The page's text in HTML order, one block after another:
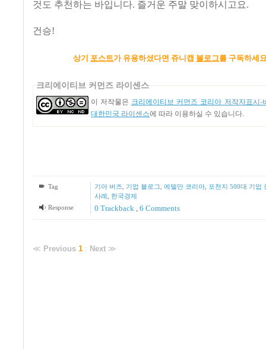
것도 추천하는 바입니다. 즐거운 주말 맞이하시고요.
건승!
상기 포스트가 유용하셨다면 쥬니캡 블로그를 구독하세
크리에이티브 커먼즈 라이센스
이 저작물은 크리에이티브 커먼즈 코리아 저작자표시-
대한민국 라이센스에 따라 이용하실 수 있습니다.
Tag 기아 버즈 기업 블로그 에델만 코리아, 포천지 500대 기업
사례
한국경제
Response
0 Trackback 6 Comments
≪ Previous 1 : Next ≫